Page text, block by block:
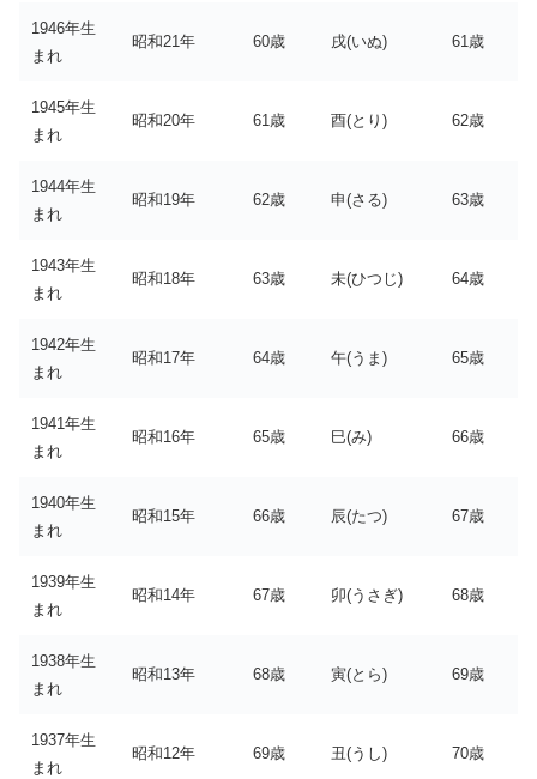
1946年生
まれ
昭和21年 60歳 戌(いぬ) 61歳
1945年生
まれ
昭和20年 61歳 酉(とり) 62歳
1944年生
まれ
昭和19年 62歳 申(さる) 63歳
1943年生
まれ
昭和18年 63歳 未(ひつじ) 64歳
1942年生
まれ
昭和17年 64歳 午(うま) 65歳
1941年生
まれ
昭和16年 65歳 巳(み) 66歳
1940年生
まれ
昭和15年 66歳 辰(たつ) 67歳
1939年生
まれ
昭和14年 67歳 卯(うさぎ) 68歳
1938年生
まれ
昭和13年 68歳 寅(とら) 69歳
1937年生
まれ
昭和12年 69歳 丑(うし) 70歳